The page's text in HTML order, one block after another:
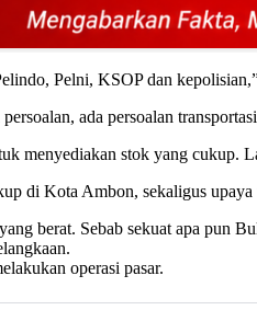
Pelni, KSOP dan
ada persoalan
menyediakan stok yang cukup.
di Kota Ambon, sekaligus
berat. Sebab sekuat apa pun
operasi pasar.